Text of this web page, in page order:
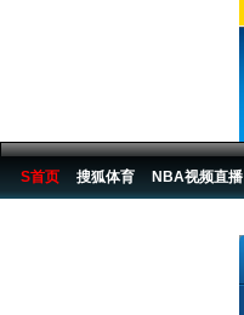
S首页 搜狐体育 NBA视频直播